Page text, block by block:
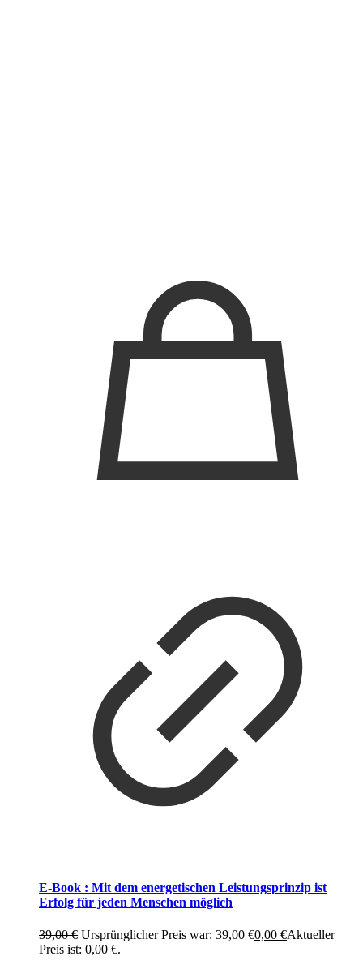
E-Book : Mit dem energetischen Leistungsprinzip ist
Erfolg für jeden Menschen möglich
39,00€ Ursprünglicher Preis war: 39,00 €0,00 €Aktueller
Preis ist: 0,00 €.